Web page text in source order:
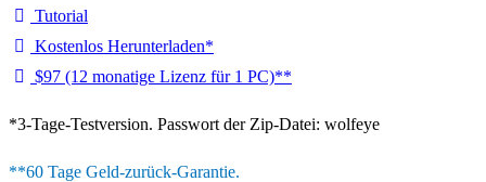
Tutorial
Kostenlos Herunterladen*
$97 (12 monatige Lizenz für 1 PC)**
*3-Tage-Testversion. Passwort der Zip-Datei: wolfeye
**60 Tage Geld-zurück-Garantie.